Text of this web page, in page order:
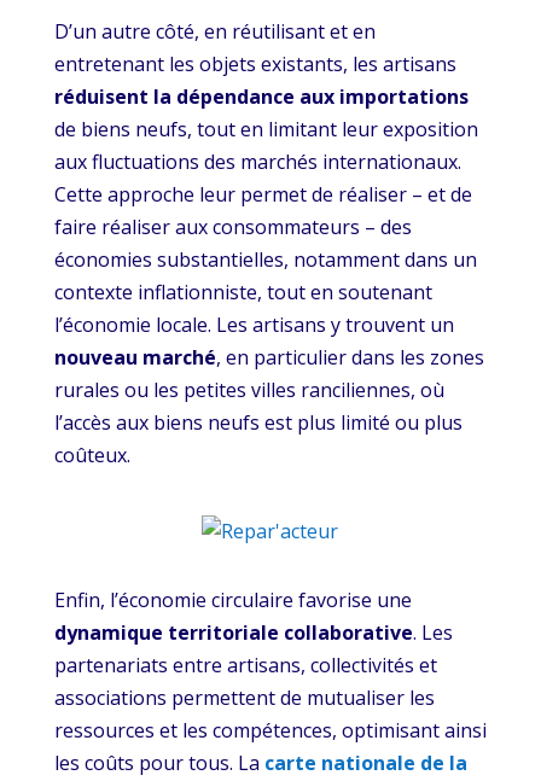
D’un autre côté, en réutilisant et en
entretenant les objets existants, les artisans
réduisent la dépendance aux importations
de biens neufs, tout en limitant leur exposition
aux fluctuations des marchés internationaux.
Cette approche leur permet de réaliser – et de
faire réaliser aux consommateurs – des
économies substantielles, notamment dans un
contexte inflationniste, tout en soutenant
l’économie locale. Les artisans y trouvent un
nouveau marché, en particulier dans les zones
rurales ou les petites villes ranciliennes, où
l’accès aux biens neufs est plus limité ou plus
coûteux.
Enfin, l’économie circulaire favorise une
dynamique territoriale collaborative. Les
partenariats entre artisans, collectivités et
associations permettent de mutualiser les
ressources et les compétences, optimisant ainsi
les coûts pour tous. La carte nationale de la